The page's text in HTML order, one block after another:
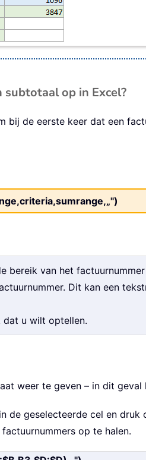
op in Excel?
bij de eerste keer dat een
bereik van het
Dit kan een
dat u wilt optellen.
weer te geven – in dit
de geselecteerde cel en
op te halen.